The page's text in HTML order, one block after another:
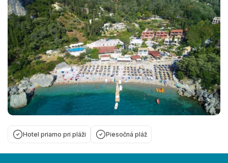
Hotel priamo pri pláži Piesočná pláž